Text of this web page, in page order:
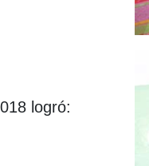
logró: